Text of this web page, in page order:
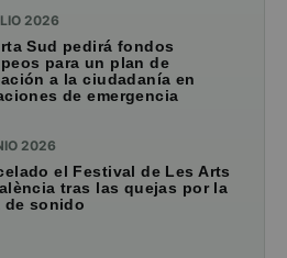
2026
Sud pedirá fondos
para un plan de
a la ciudadanía en
de emergencia
2026
el Festival de Les Arts
tras las quejas por la
de sonido